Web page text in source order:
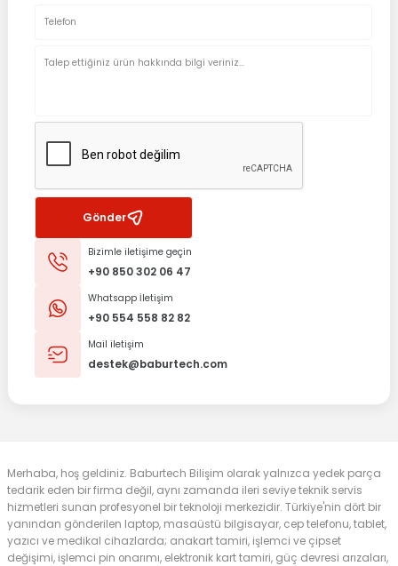
Gönder
Bizimle iletişime geçin
+90 850 302 06 47
Whatsapp İletişim
+90 554 558 82 82
Mail iletişim
destek@baburtech.com
Merhaba, hoş geldiniz. Baburtech Bilişim olarak yalnızca yedek parça
tedarik eden bir firma değil, aynı zamanda ileri seviye teknik servis
hizmetleri sunan profesyonel bir teknoloji merkezidir. Türkiye'nin dört bir
yanından gönderilen laptop, masaüstü bilgisayar, cep telefonu, tablet,
yazıcı ve medikal cihazlarda; anakart tamiri, işlemci ve çipset
değişimi, işlemci pin onarımı, elektronik kart tamiri, güç devresi arızaları,